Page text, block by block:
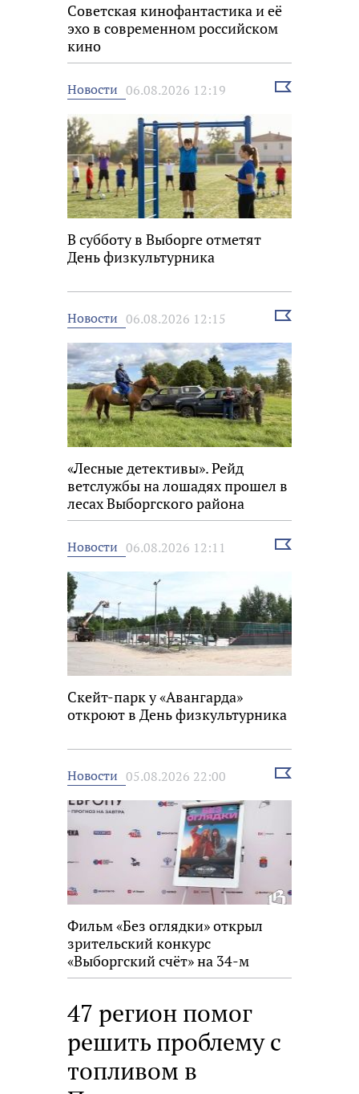
Советская кинофантастика и её
эхо в современном российском
кино
Новости 06.08.2026 12:19
Выбрать
В субботу в Выборге отметят
День физкультурника
Новости 06.08.2026 12:15
Выбрать
«Лесные детективы». Рейд
ветслужбы на лошадях прошел в
лесах Выборгского района
Новости 06.08.2026 12:11
Выбрать
Скейт-парк у «Авангарда»
откроют в День физкультурника
Новости 05.08.2026 22:00
Выбрать
Фильм «Без оглядки» открыл
зрительский конкурс
«Выборгский счёт» на 34-м
фестивале «Окно в Европу»
47 регион помог
решить проблему с
топливом в